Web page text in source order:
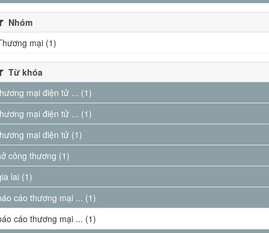
Nhóm
mại (1)
Từ khóa
mại điện tử ... (1)
mại điện tử ... (1)
mại điện tử (1)
công thương (1)
lai (1)
cáo thương mại ... (1)
cáo thương mại ... (1)